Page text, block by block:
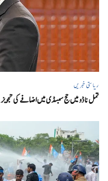
ریاستی خبریں
تمل ناڈو میں حج سبسڈی میں اضافے کی تجویز